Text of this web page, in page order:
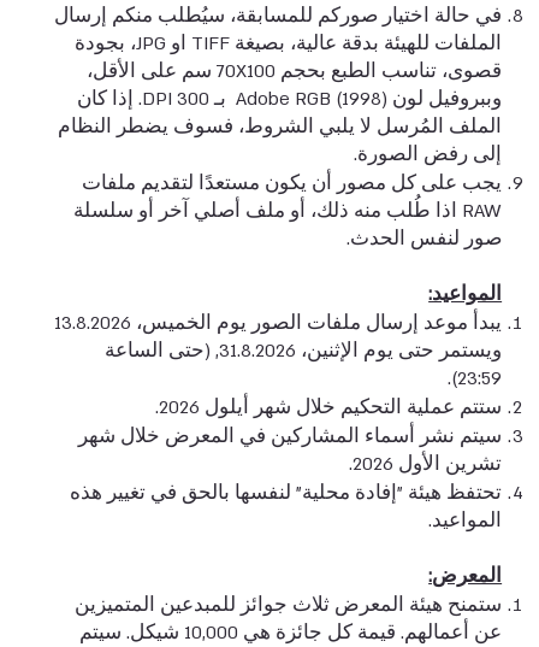
في حالة اختيار صوركم للمسابقة، سيُطلب منكم إرسال
الملفات للهيئة بدقة عالية، بصيغة TIFF او JPG، بجودة
قصوى، تناسب الطبع بحجم 70X100 سم على الأقل،
وببروفيل لون (1998) Adobe RGB بـ DPI 300. إذا كان
الملف المُرسل لا يلبي الشروط، فسوف يضطر النظام
إلى رفض الصورة.
يجب على كل مصور أن يكون مستعدًا لتقديم ملفات
RAW اذا طُلب منه ذلك، أو ملف أصلي آخر أو سلسلة
صور لنفس الحدث.
المواعيد:
يبدأ موعد إرسال ملفات الصور يوم الخميس، 13.8.2026
ويستمر حتى يوم الإثنين، 31.8.2026, (حتى الساعة
23:59).
ستتم عملية التحكيم خلال شهر أيلول 2026.
سيتم نشر أسماء المشاركين في المعرض خلال شهر
تشرين الأول 2026.
تحتفظ هيئة "إفادة محلية" لنفسها بالحق في تغيير هذه
المواعيد.
المعرض:
ستمنح هيئة المعرض ثلاث جوائز للمبدعين المتميزين
عن أعمالهم. قيمة كل جائزة هي 10,000 شيكل. سيتم